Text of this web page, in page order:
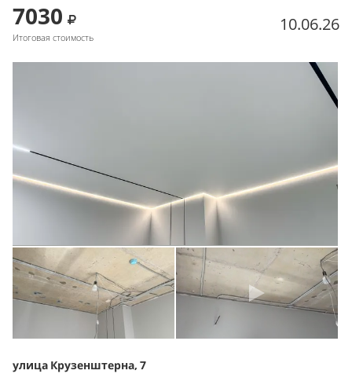
7030
Итоговая стоимость
10.06.26
улица Крузенштерна, 7